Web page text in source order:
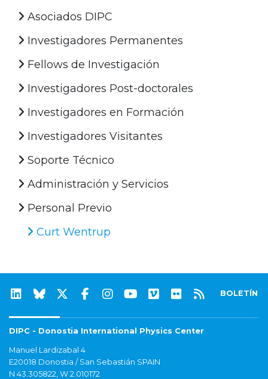
Asociados DIPC
Investigadores Permanentes
Fellows de Investigación
Investigadores Post-doctorales
Investigadores en Formación
Investigadores Visitantes
Soporte Técnico
Administración y Servicios
Personal Previo
Curt Wentrup
BOLETÍN
DIPC - Donostia International Physics Center
Manuel Lardizabal 4
E20018 Donostia / San Sebastián SPAIN
N 43.305822, W 2.010172